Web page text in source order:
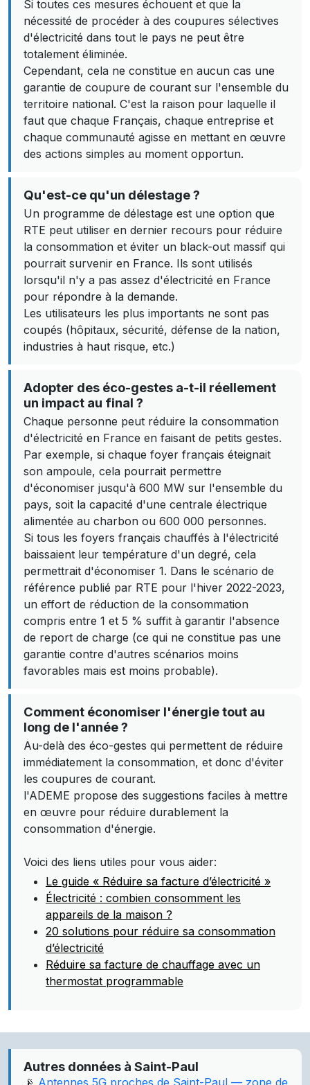
Si toutes ces mesures échouent et que la
nécessité de procéder à des coupures sélectives
d'électricité dans tout le pays ne peut être
totalement éliminée.
Cependant, cela ne constitue en aucun cas une
garantie de coupure de courant sur l'ensemble du
territoire national. C'est la raison pour laquelle il
faut que chaque Français, chaque entreprise et
chaque communauté agisse en mettant en œuvre
des actions simples au moment opportun.
Qu'est-ce qu'un délestage ?
Un programme de délestage est une option que
RTE peut utiliser en dernier recours pour réduire
la consommation et éviter un black-out massif qui
pourrait survenir en France. Ils sont utilisés
lorsqu'il n'y a pas assez d'électricité en France
pour répondre à la demande.
Les utilisateurs les plus importants ne sont pas
coupés (hôpitaux, sécurité, défense de la nation,
industries à haut risque, etc.)
Adopter des éco-gestes a-t-il réellement
un impact au final ?
Chaque personne peut réduire la consommation
d'électricité en France en faisant de petits gestes.
Par exemple, si chaque foyer français éteignait
son ampoule, cela pourrait permettre
d'économiser jusqu'à 600 MW sur l'ensemble du
pays, soit la capacité d'une centrale électrique
alimentée au charbon ou 600 000 personnes.
Si tous les foyers français chauffés à l'électricité
baissaient leur température d'un degré, cela
permettrait d'économiser 1. Dans le scénario de
référence publié par RTE pour l'hiver 2022-2023,
un effort de réduction de la consommation
compris entre 1 et 5 % suffit à garantir l'absence
de report de charge (ce qui ne constitue pas une
garantie contre d'autres scénarios moins
favorables mais est moins probable).
Comment économiser l'énergie tout au
long de l'année ?
Au-delà des éco-gestes qui permettent de réduire
immédiatement la consommation, et donc d'éviter
les coupures de courant.
l'ADEME propose des suggestions faciles à mettre
en œuvre pour réduire durablement la
consommation d'énergie.
Voici des liens utiles pour vous aider:
Le guide « Réduire sa facture d’électricité »
Électricité : combien consomment les
appareils de la maison ?
20 solutions pour réduire sa consommation
d’électricité
Réduire sa facture de chauffage avec un
thermostat programmable
Autres données à Saint-Paul